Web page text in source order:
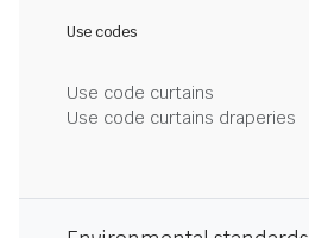
Use codes
Use code curtains
Use code curtains draperies